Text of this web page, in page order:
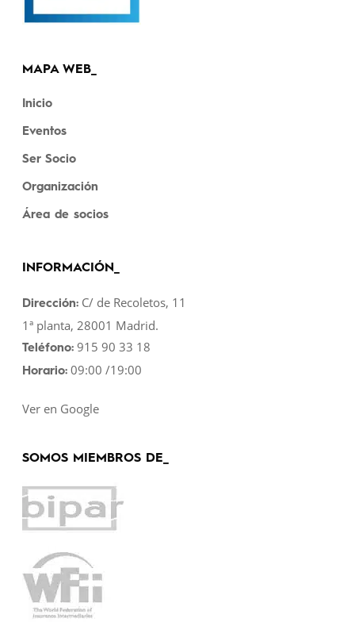
MAPA WEB_
Inicio
Eventos
Ser Socio
Organización
Área de socios
INFORMACIÓN_
Dirección: C/ de Recoletos, 11
1ª planta, 28001 Madrid.
Teléfono: 915 90 33 18
Horario: 09:00 /19:00
Ver en Google
SOMOS MIEMBROS DE_